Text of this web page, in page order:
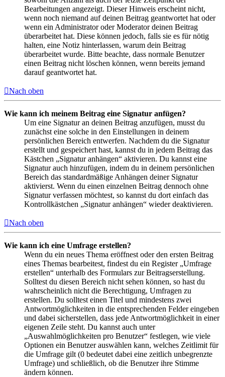
Bearbeitungen angezeigt. Dieser Hinweis erscheint nicht,
wenn noch niemand auf deinen Beitrag geantwortet hat oder
wenn ein Administrator oder Moderator deinen Beitrag
überarbeitet hat. Diese können jedoch, falls sie es für nötig
halten, eine Notiz hinterlassen, warum dein Beitrag
überarbeitet wurde. Bitte beachte, dass normale Benutzer
einen Beitrag nicht löschen können, wenn bereits jemand
darauf geantwortet hat.
Nach oben
Wie kann ich meinem Beitrag eine Signatur anfügen?
Um eine Signatur an deinen Beitrag anzufügen, musst du
zunächst eine solche in den Einstellungen in deinem
persönlichen Bereich entwerfen. Nachdem du die Signatur
erstellt und gespeichert hast, kannst du in jedem Beitrag das
Kästchen „Signatur anhängen“ aktivieren. Du kannst eine
Signatur auch hinzufügen, indem du in deinem persönlichen
Bereich das standardmäßige Anhängen deiner Signatur
aktivierst. Wenn du einen einzelnen Beitrag dennoch ohne
Signatur verfassen möchtest, so kannst du dort einfach das
Kontrollkästchen „Signatur anhängen“ wieder deaktivieren.
Nach oben
Wie kann ich eine Umfrage erstellen?
Wenn du ein neues Thema eröffnest oder den ersten Beitrag
eines Themas bearbeitest, findest du ein Register „Umfrage
erstellen“ unterhalb des Formulars zur Beitragserstellung.
Solltest du diesen Bereich nicht sehen können, so hast du
wahrscheinlich nicht die Berechtigung, Umfragen zu
erstellen. Du solltest einen Titel und mindestens zwei
Antwortmöglichkeiten in die entsprechenden Felder eingeben
und dabei sicherstellen, dass jede Antwortmöglichkeit in einer
eigenen Zeile steht. Du kannst auch unter
„Auswahlmöglichkeiten pro Benutzer“ festlegen, wie viele
Optionen ein Benutzer auswählen kann, welches Zeitlimit für
die Umfrage gilt (0 bedeutet dabei eine zeitlich unbegrenzte
Umfrage) und schließlich, ob die Benutzer ihre Stimme
ändern können.